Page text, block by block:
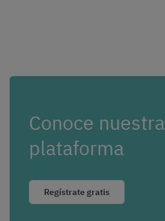
Conoce nuestra
plataforma
Regístrate gratis